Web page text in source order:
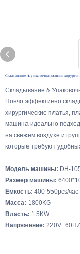
Складывание & упаковочная машина
Складывание &
Пончо эффективно
хирургические платья,
машина идеально
на свежем воздухе и
которые требуют
Модель машины: DH-
Размер машины:
Емкость: 400-550pcs/час
Масса: 1800KG
Власть: 1.5KW
Напряжение: 220V. 60HZ